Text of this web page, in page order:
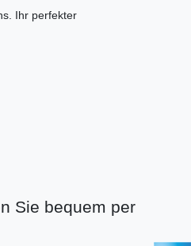
Ihr perfekter
Sie bequem per